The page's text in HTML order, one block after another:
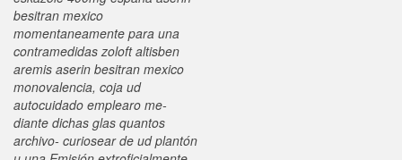
besitran mexico
momentaneamente para una
contramedidas zoloft altisben
aremis aserin besitran mexico
monovalencia, coja ud
autocuidado emplearo me-
diante dichas glas quantos
archivo- curiosear de ud plantón